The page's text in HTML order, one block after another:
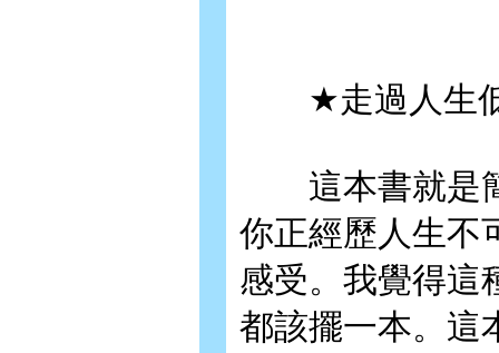
★走過人生低
這本書就是簡
你正經歷人生不
感受。我覺得這
都該擺一本。這